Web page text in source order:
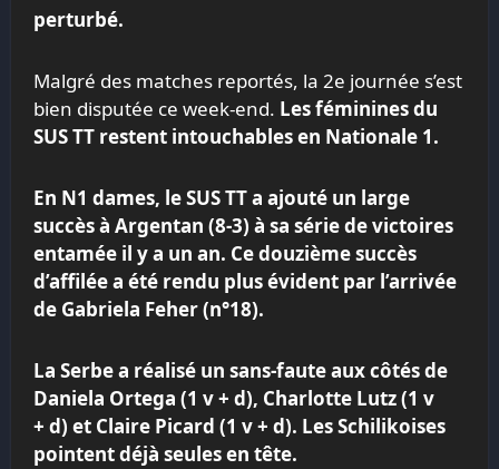
perturbé.
Malgré des matches reportés, la 2e journée s’est
bien disputée ce week-end. Les féminines du
SUS TT restent intouchables en Nationale 1.
En N1 dames, le SUS TT a ajouté un large
succès à Argentan (8-3) à sa série de victoires
entamée il y a un an. Ce douzième succès
d’affilée a été rendu plus évident par l’arrivée
de Gabriela Feher (n°18).
La Serbe a réalisé un sans-faute aux côtés de
Daniela Ortega (1 v + d), Charlotte Lutz (1 v
+ d) et Claire Picard (1 v + d). Les Schilikoises
pointent déjà seules en tête.